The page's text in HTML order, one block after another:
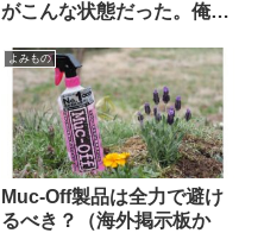
がこんな状態だった。俺は
示板から）
よみもの
Muc-Off製品は全力で避け
るべき？（海外掲示板か